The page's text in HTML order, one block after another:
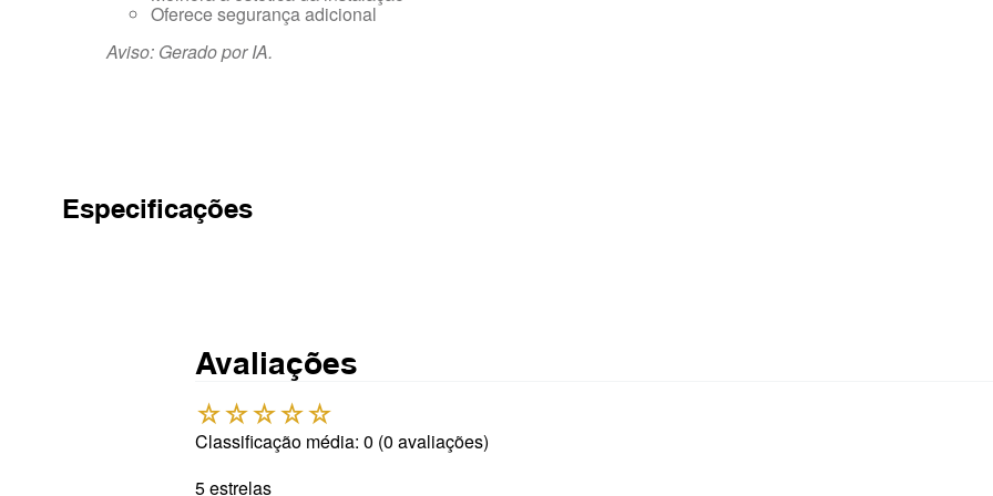
Oferece segurança adicional
Aviso: Gerado por IA.
Especificações
Avaliações
☆☆☆☆☆
Classificação média: 0 (0 avaliações)
5 estrelas